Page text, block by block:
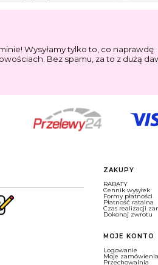
Wysyłamy tylko to, co naprawdę
Bez spamu, za to z dużą
Linki w
ZAKUPY
RABATY
Cennik wysyłek
Formy płatności
Płatność ratalna
Czas realizacji
Dokonaj zwrotu
MOJE KONTO
Logowanie
Moje zamówienia
Przechowalnia